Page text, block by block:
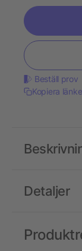
Beställ prov
Kopiera
Detaljer